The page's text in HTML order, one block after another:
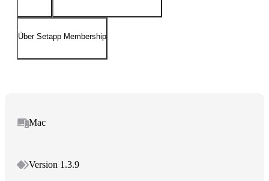
Über Setapp Membership
Mac
Version 1.3.9